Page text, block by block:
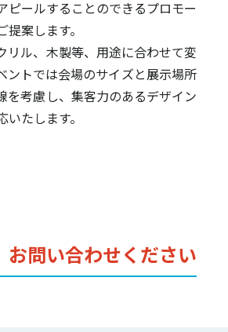
ピールすることのできるプロモー
案します。
リル、木製等、用途に合わせて変
ントでは会場のサイズと展示場所
を考慮し、集客力のあるデザイン
たします。
お問い合わせください